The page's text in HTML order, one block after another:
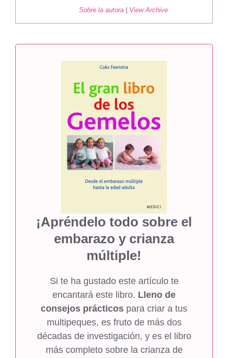
Sobre la autora View Archive
¡Apréndelo todo sobre el
embarazo y crianza
múltiple!
Si te ha gustado este artículo te
encantará este libro. Lleno de
consejos prácticos para criar a tus
multipeques, es fruto de más dos
décadas de investigación, y es el libro
más completo sobre la crianza de